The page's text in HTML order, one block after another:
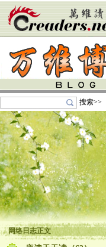
搜索>>
网络日志正文